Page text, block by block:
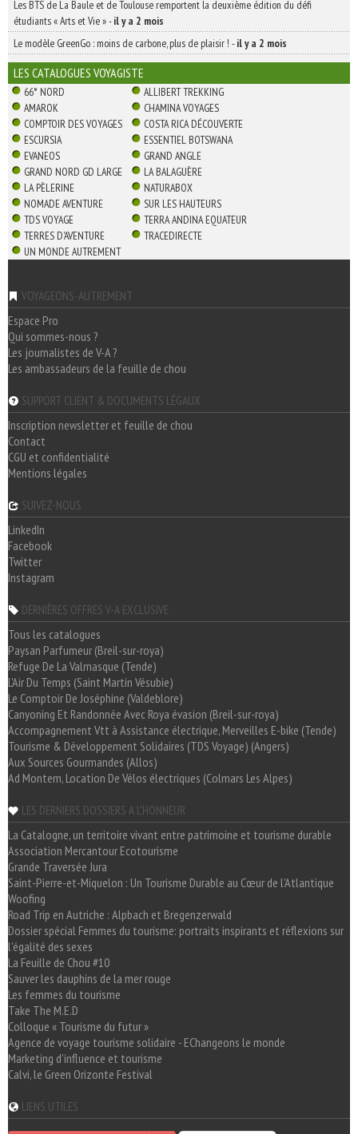
Les BTS de La Baule et de Toulouse remportent la deuxième édition du défi
étudiants « Arts et Vie »-il y a 2 mois
Le modèle GreenGo : moins de carbone, plus de plaisir ! -il y a 2 mois
LES CATALOGUES VOYAGISTE
66° NORD
ALLIBERT TREKKING
AMAROK
CHAMINA VOYAGES
COMPTOIR DES VOYAGES
COSTA RICA DÉCOUVERTE
ESCURSIA
ESSENTIEL BOTSWANA
EVANEOS
GRAND ANGLE
GRAND NORD GD LARGE
LA BALAGUÈRE
LA PÈLERINE
NATURABOX
NOMADE AVENTURE
SUR LES HAUTEURS
TDS VOYAGE
TERRA ANDINA EQUATEUR
TERRES D'AVENTURE
TRACEDIRECTE
UN MONDE AUTREMENT
VOYAGEONS-AUTREMENT
Espace Pro
Qui sommes-nous ?
Les journalistes de V-A ?
Les ambassadeurs de la feuille de chou
SUPPORT CLIENT & DOCUMENTS LÉGAUX
Inscription newsletter et feuille de chou
Contact
CGU et confidentialité
Mentions légales
SUIVEZ-NOUS
LinkedIn
Facebook
Twitter
Instagram
DERNIÈRES OFFRES V-A EXCLUSIVE
Tous les catalogues
Paysan Parfumeur (Breil-sur-roya)
Refuge De La Valmasque (Tende)
L'Air Du Temps (Saint Martin Vésubie)
Le Comptoir De Joséphine (Valdeblore)
Canyoning Et Randonnée Avec Roya évasion (Breil-sur-roya)
Accompagnement Vtt à Assistance électrique, Merveilles E-bike (Tende)
Tourisme & Développement Solidaires (TDS Voyage) (Angers)
Aux Sources Gourmandes (Allos)
Ad Montem, Location De Vélos électriques (Colmars Les Alpes)
LES DERNIERS DOSSIERS A L'HONNEUR
La Catalogne, un territoire vivant entre patrimoine et tourisme durable
Association Mercantour Ecotourisme
Grande Traversée Jura
Saint-Pierre-et-Miquelon : Un Tourisme Durable au Cœur de l'Atlantique
Woofing
Road Trip en Autriche : Alpbach et Bregenzerwald
Dossier spécial Femmes du tourisme: portraits inspirants et réflexions sur
l'égalité des sexes
La Feuille de Chou #10
Sauver les dauphins de la mer rouge
Les femmes du tourisme
Take The M.E.D
Colloque « Tourisme du futur »
Agence de voyage tourisme solidaire - EChangeons le monde
Marketing d'influence et tourisme
Calvi, le Green Orizonte Festival
LIENS UTILES